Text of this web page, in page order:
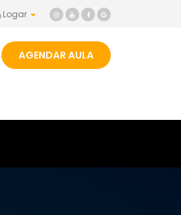
Logar
AGENDAR AULA